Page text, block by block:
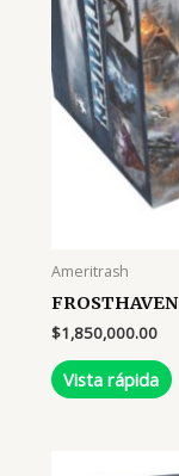
Ameritrash
FROSTHAVEN
$1,850,000.00
Vista rápida